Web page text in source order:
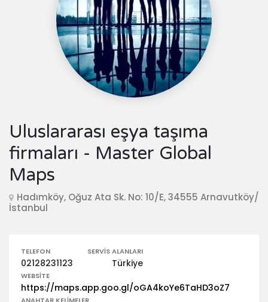
Uluslararası eşya taşıma
firmaları - Master Global
Maps
Hadımköy, Oğuz Ata Sk. No: 10/E, 34555 Arnavutköy/
İstanbul
TELEFON
02128231123
SERVIS ALANLARI
Türkiye
WEBSITE
https://maps.app.goo.gl/oGA4koYe6TaHD3oZ7